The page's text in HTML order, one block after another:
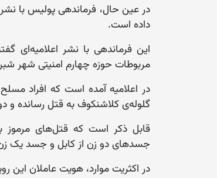
در عین حال، فرماندهی پولیس با نشر
داده است.
مربوطات حوزه چهارم امنیتی شهر
در اعلامیه آمده است که افراد
گلوله‌ی کلاشنکوف به قتل رسانده و
قابل ذکر است که قتل‌های مرموز
جسدهای دو زن از کابل و جسد یک زن
در اکثریت موارد، هویت عاملان این